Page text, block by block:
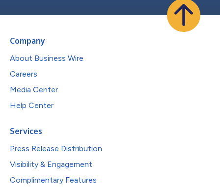
Company
About Business Wire
Careers
Media Center
Help Center
Services
Press Release Distribution
Visibility & Engagement
Complimentary Features